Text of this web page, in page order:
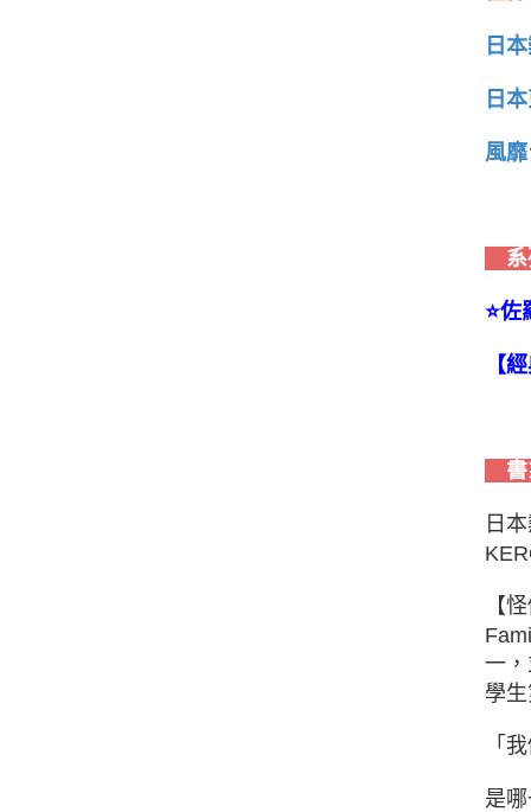
日
日
風
系
⭐️
【
書
日
【
一
學
「
是